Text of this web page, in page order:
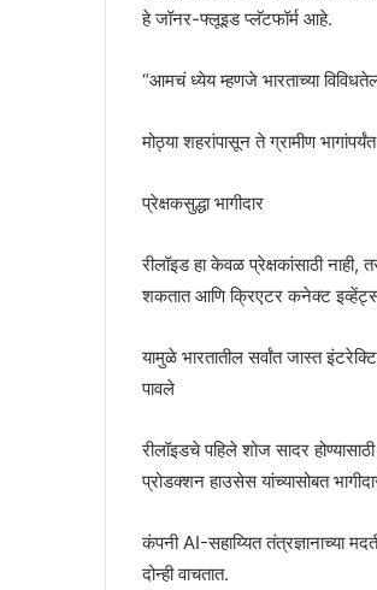
हे जॉनर-फ्लूइड प्लॅटफॉर्म आहे.
“आमचं ध्येय म्हणजे भारताच्या
मोठ्या शहरांपासून ते ग्रामीण
प्रेक्षकसुद्धा भागीदार
रीलॉइड हा केवळ प्रेक्षकांसाठी
शकतात आणि क्रिएटर कनेक्ट
यामुळे भारतातील सर्वांत जास्त
पावले
रीलॉइडचे पहिले शोज सादर
प्रोडक्शन हाउसेस यांच्यासोबत
कंपनी AI-सहाय्यित तंत्रज्ञानाच्या
दोन्ही वाचतात.